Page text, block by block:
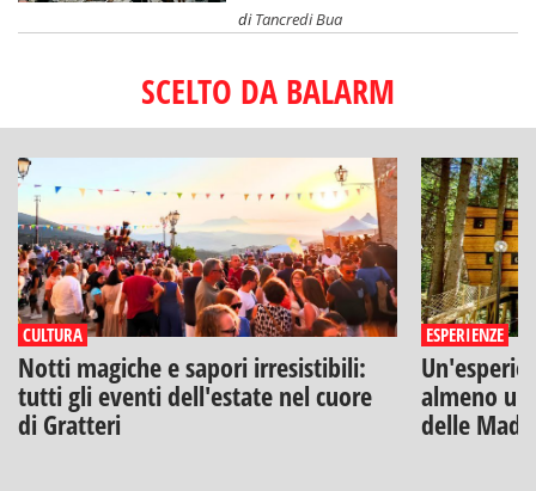
diTancredi Bua
SCELTO DA BALARM
CULTURA
Notti magiche e sapori irresistibili:
tutti gli eventi dell'estate nel cuore
di Gratteri
ESPERIENZE
almeno
delle